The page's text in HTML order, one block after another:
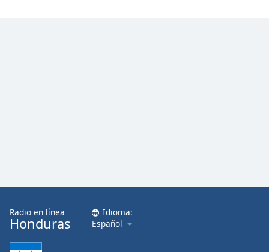
Radio en línea
Honduras
Idioma:
Español